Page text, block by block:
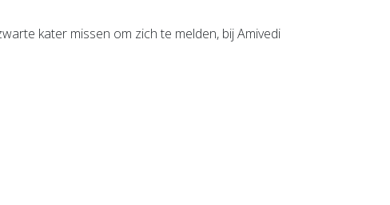
kater missen om zich te melden, bij Amivedi